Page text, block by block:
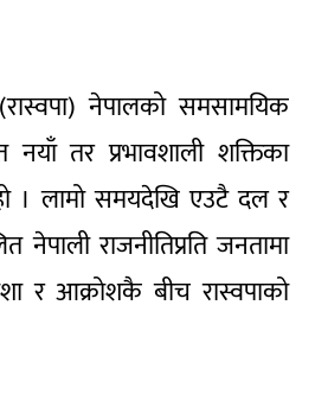
(रास्वपा) नेपालको समसामयिक
नयाँ तर प्रभावशाली शक्तिका
। लामो समयदेखि एउटै दल र
नेपाली राजनीतिप्रति जनतामा
र आक्रोशकै बीच रास्वपाको